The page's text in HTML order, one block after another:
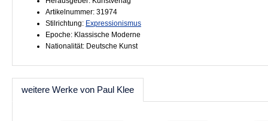
Artikelnummer: 31974
Stilrichtung: Expressionismus
Epoche: Klassische Moderne
Nationalität: Deutsche Kunst
weitere Werke von Paul Klee